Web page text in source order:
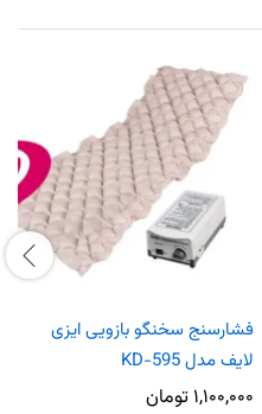
فشارسنج سخنگو بازویی ایزی
لایف مدل KD-595
۱,۱۰۰,۰۰۰ تومان